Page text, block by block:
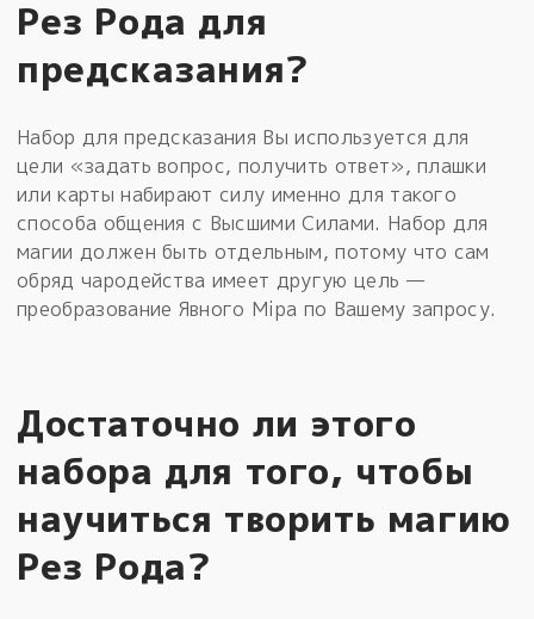
Рез Рода для
предсказания?
Набор для предсказания Вы используется для
цели «задать вопрос, получить ответ», плашки
или карты набирают силу именно для такого
способа общения с Высшими Силами. Набор для
магии должен быть отдельным, потому что сам
обряд чародейства имеет другую цель —
преобразование Явного Мiра по Вашему запросу.
Достаточно ли этого
набора для того, чтобы
научиться творить магию
Рез Рода?